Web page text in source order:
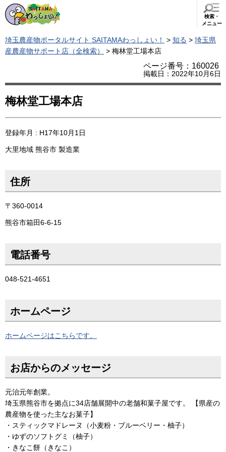
検索・
メニュー
埼玉農産物ポータルサイト SAITAMAわっしょい！ > 知る > 埼玉県
産農産物サポート店（全検索）
> 梅林堂工場本店
ページ番号：160026
掲載日：2022年10月6日
梅林堂工場本店
登録年月 : H17年10月1日
大里地域 熊谷市 製造業
住所
〒360-0014
熊谷市箱田6-6-15
電話番号
048-521-4651
ホームページ
ホームページはこちらです。
お店からのメッセージ
元治元年創業。
埼玉県熊谷市を拠点に34店舗展開中の老舗和菓子屋です。 【県産の
農産物を使った主なお菓子】
・スティックマドレーヌ（小麦粉・ブルーベリー・柚子）
・ゆずのソフトグミ（柚子）
・きなこ餅（きなこ）